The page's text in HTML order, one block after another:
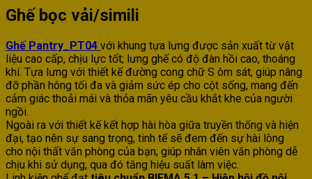
Ghế bọc vải/simili
Ghế Pantry_PT04 với khung tựa lưng được sản xuất từ vật
liệu cao cấp, chịu lực tốt; lưng ghế có độ đàn hồi cao, thoáng
khí. Tựa lưng với thiết kế đường cong chữ S ôm sát, giúp nâng
đỡ phần hông tối đa và giảm sức ép cho cột sống, mang đến
cảm giác thoải mái và thỏa mãn yêu cầu khắt khe của người
ngồi.
Ngoài ra với thiết kế kết hợp hài hòa giữa truyền thống và hiện
đại, tạo nên sự sang trọng, tinh tế sẽ đem đến sự hài lòng
cho nội thất văn phòng của bạn; giúp nhân viên văn phòng dễ
chịu khi sử dụng, qua đó tăng hiệu suất làm việc.